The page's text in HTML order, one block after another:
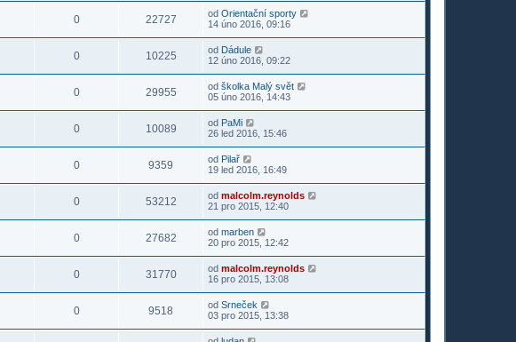
0 22727 od Orientační sporty
14 úno 2016, 09:16
0 10225 od Dádule
12 úno 2016, 09:22
0 29955 od školka Malý svět
05 úno 2016, 14:43
0 10089 od PaMi
26 led 2016, 15:46
0 9359 od Pilař
19 led 2016, 16:49
0 53212 od malcolm.reynolds
21 pro 2015, 12:40
0 27682 od marben
20 pro 2015, 12:42
0 31770 od malcolm.reynolds
16 pro 2015, 13:08
0 9518 od Srneček
03 pro 2015, 13:38